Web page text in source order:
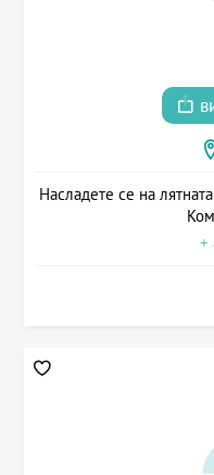
Насладете се на
+